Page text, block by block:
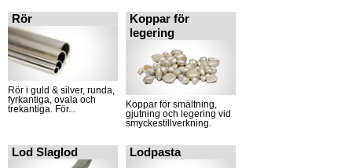
Rör
Rör i guld & silver, runda,
fyrkantiga, ovala och
trekantiga. För...
Koppar för
legering
Koppar för smältning,
gjutning och legering vid
smyckestillverkning.
Lod Slaglod Lodpasta